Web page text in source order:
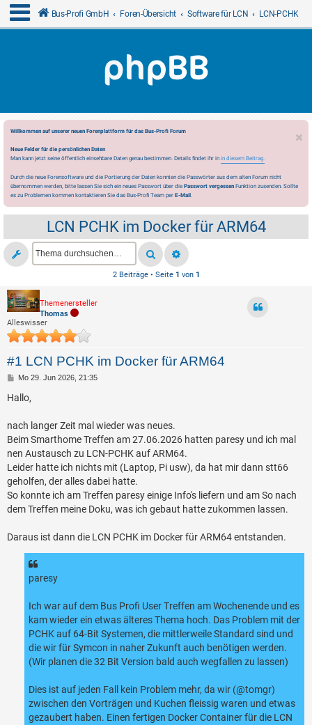
Bus-Profi GmbH Foren-Übersicht Software für LCN LCN-PCHK
Willkommen auf unserer neuen Forenplattform für das Bus-Profi Forum
Neue Felder für die persönlichen Daten
Man kann jetzt seine öffentlich einsehbare Daten genau bestimmen. Details findet ihr in in diesem Beitrag.
Durch die neue Forensoftware und die Portierung der Daten konnten die Passwörter aus dem alten Forum nicht
übernommen werden, bitte lassen Sie sich ein neues Passwort über die Passwort vergessen Funktion zusenden. Sollte
es zu Problemen kommen kontaktieren Sie das Bus-Profi Team per E-Mail.
LCN PCHK im Docker für ARM64
2 Beiträge • Seite 1 von 1
Themenersteller
Thomas
Alleswisser
#1 LCN PCHK im Docker für ARM64
B
i
t
a
g
Mo 29. Jun 2026, 21:35
Hallo,
nach langer Zeit mal wieder was neues.
Beim Smarthome Treffen am 27.06.2026 hatten paresy und ich mal
nen Austausch zu LCN-PCHK auf ARM64.
Leider hatte ich nichts mit (Laptop, Pi usw), da hat mir dann stt66
geholfen, der alles dabei hatte.
So konnte ich am Treffen paresy einige Info's liefern und am So nach
dem Treffen meine Doku, was ich gebaut hatte zukommen lassen.
Daraus ist dann die LCN PCHK im Docker für ARM64 entstanden.
paresy
Ich war auf dem Bus Profi User Treffen am Wochenende und es
kam wieder ein etwas älteres Thema hoch. Das Problem mit der
PCHK auf 64-Bit Systemen, die mittlerweile Standard sind und
die wir für Symcon in naher Zukunft auch benötigen werden.
(Wir planen die 32 Bit Version bald auch wegfallen zu lassen)
Dies ist auf jeden Fall kein Problem mehr, da wir (@tomgr)
zwischen den Vorträgen und Kuchen fleissig waren und etwas
gezaubert haben. Einen fertigen Docker Container für die LCN